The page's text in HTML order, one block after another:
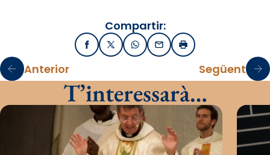
Compartir:
FacebookX / TwitterWhatsApp
EmailImprimir
Anterior Següent
T’interessarà…